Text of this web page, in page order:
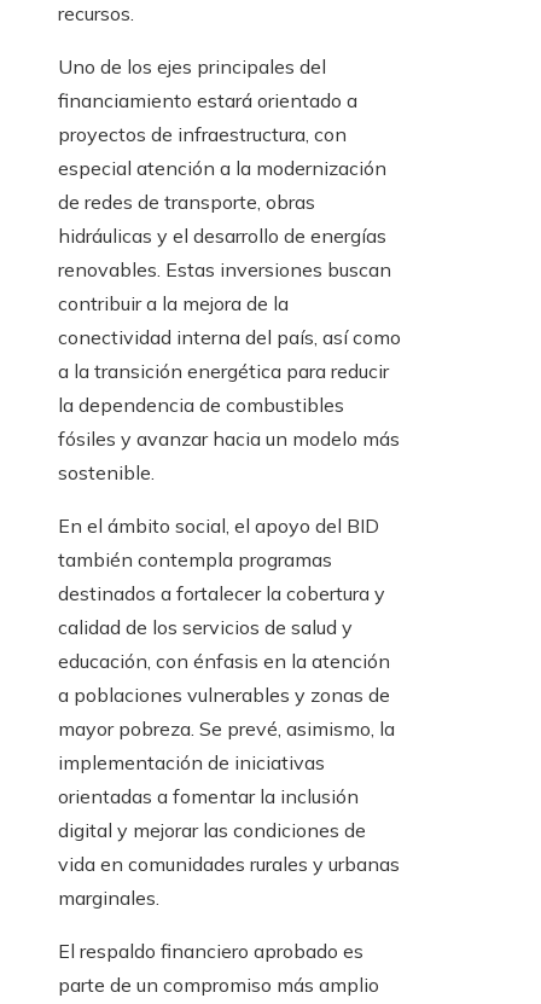
recursos.
Uno de los ejes principales del
financiamiento estará orientado a
proyectos de infraestructura, con
especial atención a la modernización
de redes de transporte, obras
hidráulicas y el desarrollo de energías
renovables. Estas inversiones buscan
contribuir a la mejora de la
conectividad interna del país, así como
a la transición energética para reducir
la dependencia de combustibles
fósiles y avanzar hacia un modelo más
sostenible.
En el ámbito social, el apoyo del BID
también contempla programas
destinados a fortalecer la cobertura y
calidad de los servicios de salud y
educación, con énfasis en la atención
a poblaciones vulnerables y zonas de
mayor pobreza. Se prevé, asimismo, la
implementación de iniciativas
orientadas a fomentar la inclusión
digital y mejorar las condiciones de
vida en comunidades rurales y urbanas
marginales.
El respaldo financiero aprobado es
parte de un compromiso más amplio